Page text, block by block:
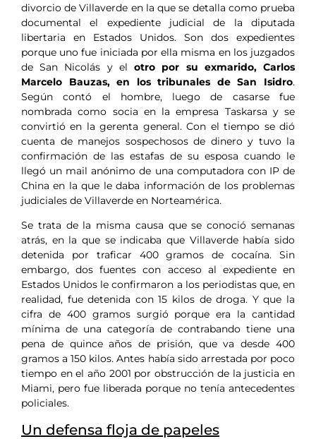
divorcio de Villaverde en la que se detalla como prueba
documental el expediente judicial de la diputada
libertaria en Estados Unidos. Son dos expedientes
porque uno fue iniciada por ella misma en los juzgados
de San Nicolás y el otro por su exmarido, Carlos
Marcelo Bauzas, en los tribunales de San Isidro.
Según contó el hombre, luego de casarse fue
nombrada como socia en la empresa Taskarsa y se
convirtió en la gerenta general. Con el tiempo se dió
cuenta de manejos sospechosos de dinero y tuvo la
confirmación de las estafas de su esposa cuando le
llegó un mail anónimo de una computadora con IP de
China en la que le daba información de los problemas
judiciales de Villaverde en Norteamérica.
Se trata de la misma causa que se conoció semanas
atrás, en la que se indicaba que Villaverde había sido
detenida por traficar 400 gramos de cocaína. Sin
embargo, dos fuentes con acceso al expediente en
Estados Unidos le confirmaron a los periodistas que, en
realidad, fue detenida con 15 kilos de droga. Y que la
cifra de 400 gramos surgió porque era la cantidad
mínima de una categoría de contrabando tiene una
pena de quince años de prisión, que va desde 400
gramos a 150 kilos. Antes había sido arrestada por poco
tiempo en el año 2001 por obstrucción de la justicia en
Miami, pero fue liberada porque no tenía antecedentes
policiales.
Un defensa floja de papeles